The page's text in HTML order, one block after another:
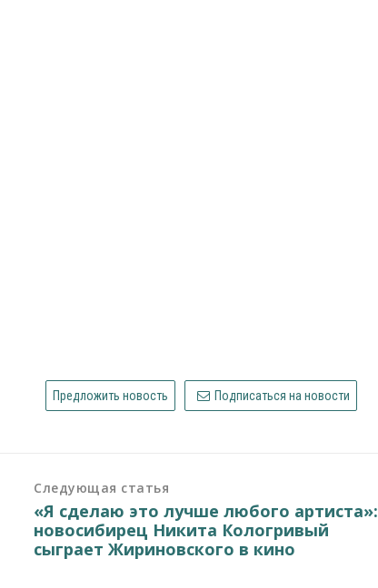
Предложить новость Подписаться на новости
Следующая статья
«Я сделаю это лучше любого артиста»:
новосибирец Никита Кологривый
сыграет Жириновского в кино